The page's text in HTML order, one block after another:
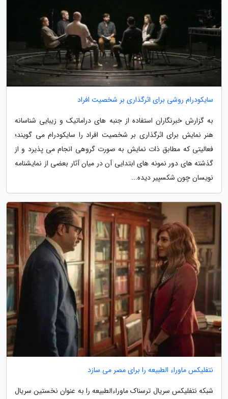
سایکودرام روشی برای اثرگذاری بر شخصیت افراد
به گزارش خبرنگاران استفاده از جنبه های دراماتیک و زیبایی شناسانه
هنر نمایش برای اثرگذاری بر شخصیت افراد را سایکودرام می گویند؛
فعالیتی که مطابق ذات نمایش به صورت گروهی انجام می پذیرد و از
گذشته های دور نمونه های ابتدایی آن در میان آثار بعضی از نمایشنامه
نویسان چون شکسپیر دیده...
نتفلیکس ماوراء الطبیعه را برای مصر می سازد
شبکه نتفلیکس سریال ترسناک ماوراءالطبیعه را به عنوان نخستین سریال